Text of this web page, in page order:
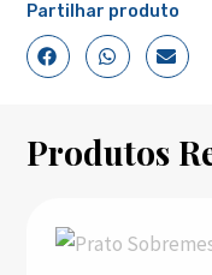
Partilhar produto
Produtos